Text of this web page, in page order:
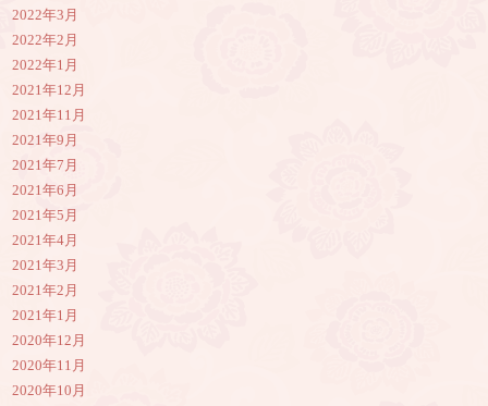
2022年3月
2022年2月
2022年1月
2021年12月
2021年11月
2021年9月
2021年7月
2021年6月
2021年5月
2021年4月
2021年3月
2021年2月
2021年1月
2020年12月
2020年11月
2020年10月